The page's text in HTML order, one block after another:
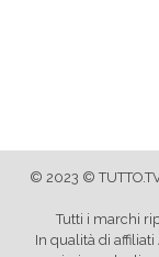
© 2023 ©
Tutti i marchi
In qualità di